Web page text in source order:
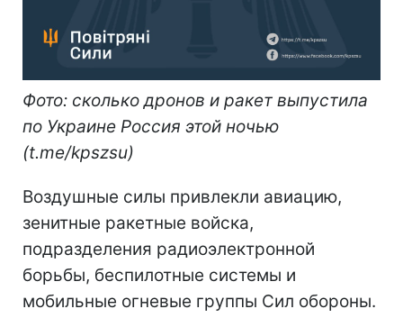
Фото: сколько дронов и ракет выпустила
по Украине Россия этой ночью
(t.me/kpszsu)
Воздушные силы привлекли авиацию,
зенитные ракетные войска,
подразделения радиоэлектронной
борьбы, беспилотные системы и
мобильные огневые группы Сил обороны.